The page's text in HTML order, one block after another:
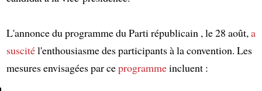
L'annonce du programme du Parti républicain , le 28 août,a
suscitél'enthousiasme des participants à la convention. Les
mesures envisagées par ceprogrammeincluent :